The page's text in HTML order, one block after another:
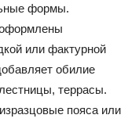
формы.
или фактурной
обилие
террасы.
пояса или